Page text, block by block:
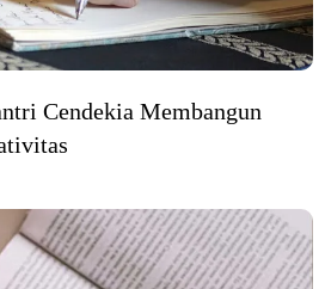
Cendekia Membangun